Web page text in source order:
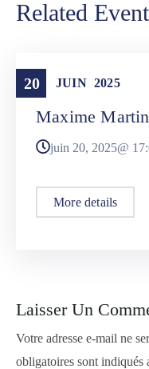
Related
20 JUIN 2025
Spectacles
Maxime
juin 20, 2025@
More details
Laisser Un
Votre adresse e-mail ne
obligatoires sont indiqués